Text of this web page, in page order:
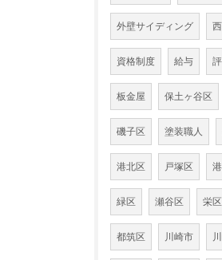
外壁サイディング
資格制度 給与
板金屋 保土ヶ谷区
磯子区 塗装職人
港北区 戸塚区
緑区 瀬谷区 栄区
都筑区 川崎市